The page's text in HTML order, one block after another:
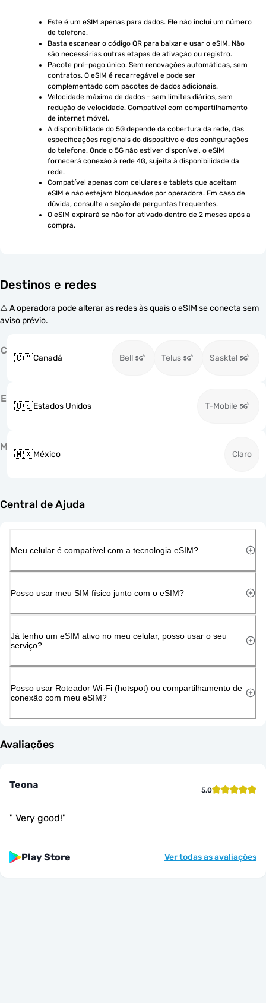
Este é um eSIM apenas para dados. Ele não inclui um número
de telefone.
Basta escanear o código QR para baixar e usar o eSIM. Não
são necessárias outras etapas de ativação ou registro.
Pacote pré-pago único. Sem renovações automáticas, sem
contratos. O eSIM é recarregável e pode ser
complementado com pacotes de dados adicionais.
Velocidade máxima de dados - sem limites diários, sem
redução de velocidade. Compatível com compartilhamento
de internet móvel.
A disponibilidade do 5G depende da cobertura da rede, das
especificações regionais do dispositivo e das configurações
do telefone. Onde o 5G não estiver disponível, o eSIM
fornecerá conexão à rede 4G, sujeita à disponibilidade da
rede.
Compatível apenas com celulares e tablets que aceitam
eSIM e não estejam bloqueados por operadora. Em caso de
dúvida, consulte a seção de perguntas frequentes.
O eSIM expirará se não for ativado dentro de 2 meses após a
compra.
Destinos e redes
⚠️ A operadora pode alterar as redes às quais o eSIM se conecta sem
aviso prévio.
C
🇨🇦Canadá Bell Telus Sasktel
E
🇺🇸Estados Unidos T-Mobile
M
🇲🇽México Claro
Central de Ajuda
Meu celular é compatível com a tecnologia eSIM?
Posso usar meu SIM físico junto com o eSIM?
Já tenho um eSIM ativo no meu celular, posso usar o seu
serviço?
Posso usar Roteador Wi-Fi (hotspot) ou compartilhamento de
conexão com meu eSIM?
Avaliações
Teona 5.0
" Very good!"
Play Store Ver todas as avaliações